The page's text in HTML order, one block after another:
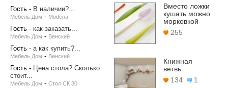
Гость - В наличии?...
Мебель Дом - Modena
Гость - как заказать...
Мебель Дом - Венский
Гость - а как купить?...
Мебель Дом - Венский
Гость - Цена стола? Сколько
стоит...
Мебель Дом - Стол СК 30
Вместо ложки
кушать можно
морковкой
255
Книжная
ветвь
134
1